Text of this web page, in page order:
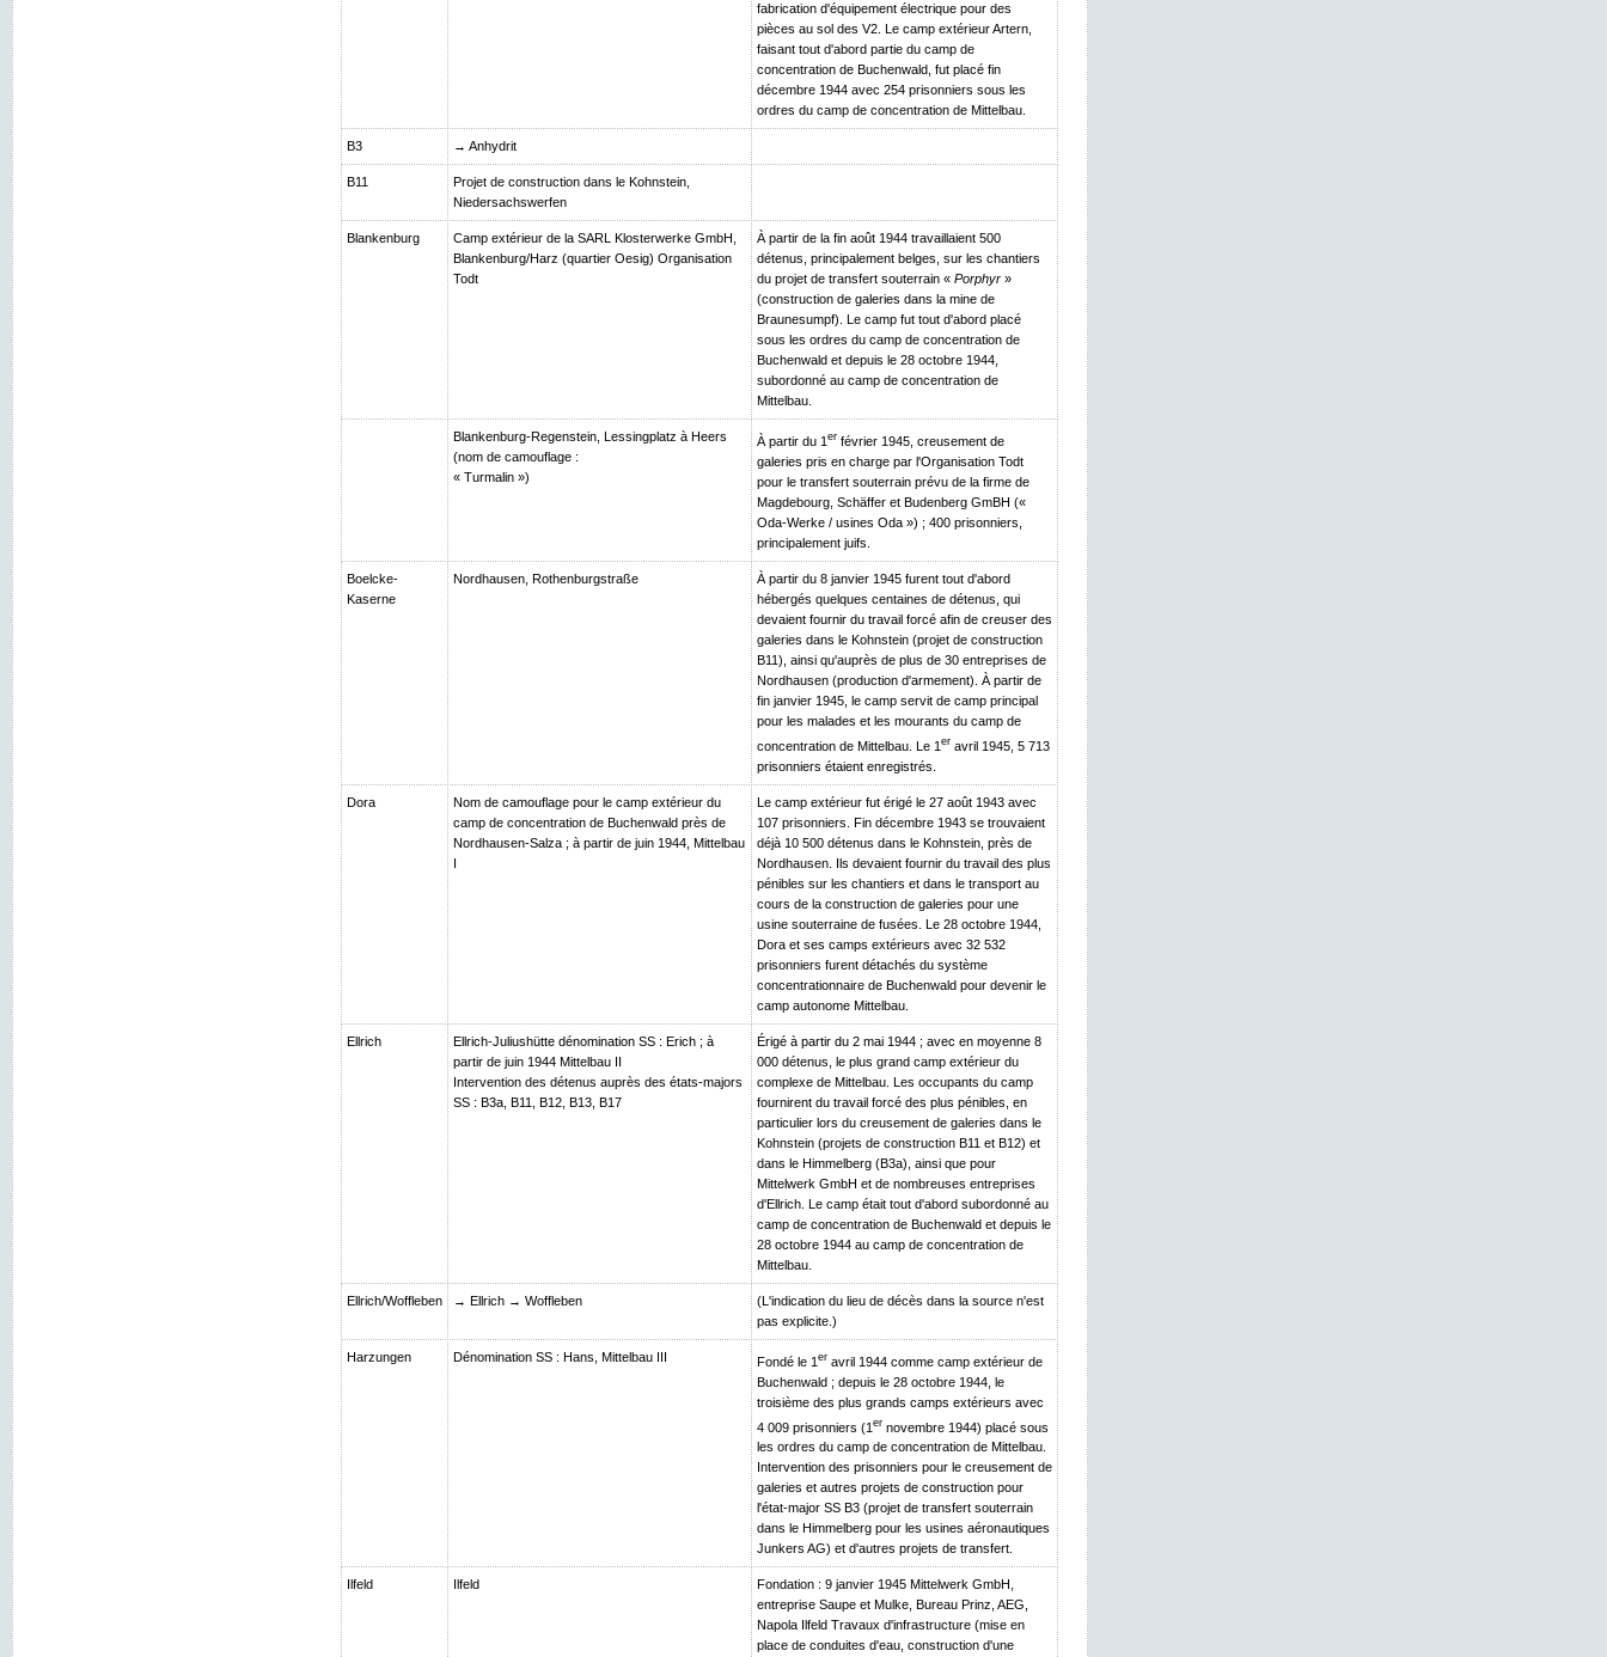
fabrication d'équipement électrique pour des
pièces au sol des V2. Le camp extérieur Artern,
faisant tout d'abord partie du camp de
concentration de Buchenwald, fut placé fin
décembre 1944 avec 254 prisonniers sous les
ordres du camp de concentration de Mittelbau.
B3 → Anhydrit
B11
Projet de construction dans le Kohnstein,
Niedersachswerfen
Blankenburg
Camp extérieur de la SARL Klosterwerke GmbH,
Blankenburg/Harz (quartier Oesig) Organisation
Todt
À partir de la fin août 1944 travaillaient 500
détenus, principalement belges, sur les chantiers
du projet de transfert souterrain « Porphyr »
(construction de galeries dans la mine de
Braunesumpf). Le camp fut tout d'abord placé
sous les ordres du camp de concentration de
Buchenwald et depuis le 28 octobre 1944,
subordonné au camp de concentration de
Mittelbau.
Blankenburg-Regenstein, Lessingplatz à Heers
(nom de camouflage :
« Turmalin »)
À partir du 1 er février 1945, creusement de
galeries pris en charge par l'Organisation Todt
pour le transfert souterrain prévu de la firme de
Magdebourg, Schäffer et Budenberg GmBH («
Oda-Werke / usines Oda ») ; 400 prisonniers,
principalement juifs.
Boelcke-
Kaserne
Nordhausen, Rothenburgstraße
À partir du 8 janvier 1945 furent tout d'abord
hébergés quelques centaines de détenus, qui
devaient fournir du travail forcé afin de creuser des
galeries dans le Kohnstein (projet de construction
B11), ainsi qu'auprès de plus de 30 entreprises de
Nordhausen (production d'armement). À partir de
fin janvier 1945, le camp servit de camp principal
pour les malades et les mourants du camp de
concentration de Mittelbau. Le 1 er avril 1945, 5 713
prisonniers étaient enregistrés.
Dora
Nom de camouflage pour le camp extérieur du
camp de concentration de Buchenwald près de
Nordhausen-Salza ; à partir de juin 1944, Mittelbau
I
Le camp extérieur fut érigé le 27 août 1943 avec
107 prisonniers. Fin décembre 1943 se trouvaient
déjà 10 500 détenus dans le Kohnstein, près de
Nordhausen. Ils devaient fournir du travail des plus
pénibles sur les chantiers et dans le transport au
cours de la construction de galeries pour une
usine souterraine de fusées. Le 28 octobre 1944,
Dora et ses camps extérieurs avec 32 532
prisonniers furent détachés du système
concentrationnaire de Buchenwald pour devenir le
camp autonome Mittelbau.
Ellrich
Ellrich-Juliushütte dénomination SS : Erich ; à
partir de juin 1944 Mittelbau II
Intervention des détenus auprès des états-majors
SS : B3a, B11, B12, B13, B17
Érigé à partir du 2 mai 1944 ; avec en moyenne 8
000 détenus, le plus grand camp extérieur du
complexe de Mittelbau. Les occupants du camp
fournirent du travail forcé des plus pénibles, en
particulier lors du creusement de galeries dans le
Kohnstein (projets de construction B11 et B12) et
dans le Himmelberg (B3a), ainsi que pour
Mittelwerk GmbH et de nombreuses entreprises
d'Ellrich. Le camp était tout d'abord subordonné au
camp de concentration de Buchenwald et depuis le
28 octobre 1944 au camp de concentration de
Mittelbau.
Ellrich/Woffleben → Ellrich → Woffleben
(L'indication du lieu de décès dans la source n'est
pas explicite.)
Harzungen Dénomination SS : Hans, Mittelbau III Fondé le 1 er avril 1944 comme camp extérieur de
Buchenwald ; depuis le 28 octobre 1944, le
troisième des plus grands camps extérieurs avec
4 009 prisonniers (1 er novembre 1944) placé sous
les ordres du camp de concentration de Mittelbau.
Intervention des prisonniers pour le creusement de
galeries et autres projets de construction pour
l'état-major SS B3 (projet de transfert souterrain
dans le Himmelberg pour les usines aéronautiques
Junkers AG) et d'autres projets de transfert.
Ilfeld Ilfeld
Fondation : 9 janvier 1945 Mittelwerk GmbH,
entreprise Saupe et Mulke, Bureau Prinz, AEG,
Napola Ilfeld Travaux d'infrastructure (mise en
place de conduites d'eau, construction d'une